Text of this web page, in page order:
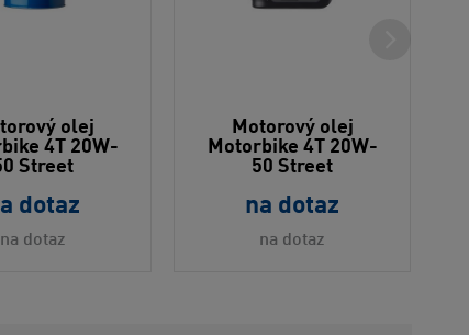
olej
4T 20W-
Street
dotaz
na dotaz
Motorový olej
Motorbike 4T 20W-
50 Street
na dotaz
na dotaz